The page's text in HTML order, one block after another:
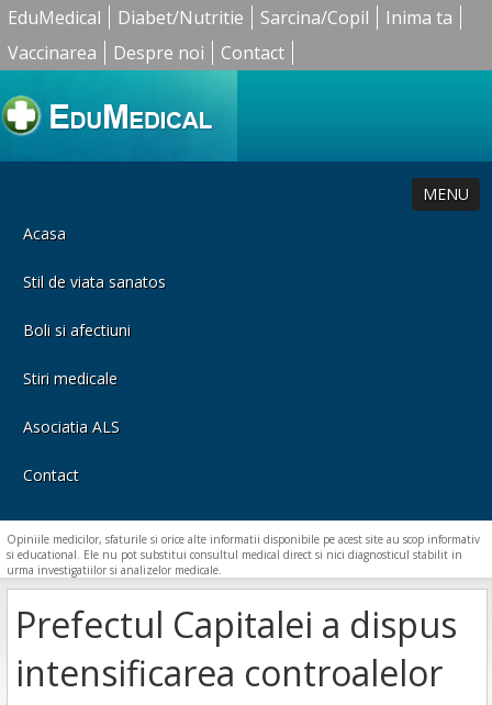
EduMedical Diabet/Nutritie Sarcina/Copil
Inima ta
Vaccinarea
Despre noi Contact
MENU
Acasa
Stil de viata sanatos
Boli si afectiuni
Stiri medicale
Asociatia ALS
Contact
Opiniile medicilor, sfaturile si orice alte informatii disponibile pe acest site au scop informativ
si educational. Ele nu pot substitui consultul medical direct si nici diagnosticul stabilit in
urma investigatiilor si analizelor medicale.
Prefectul Capitalei a dispus
intensificarea controalelor